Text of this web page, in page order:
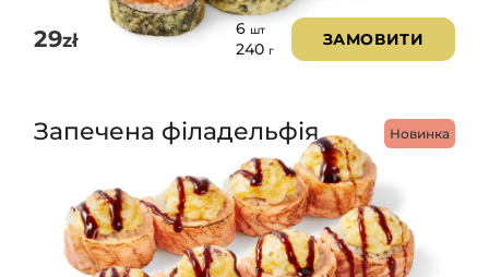
29zł
6 шт
240 г
ЗАМОВИТИ
Новинка
Запечена філадельфія